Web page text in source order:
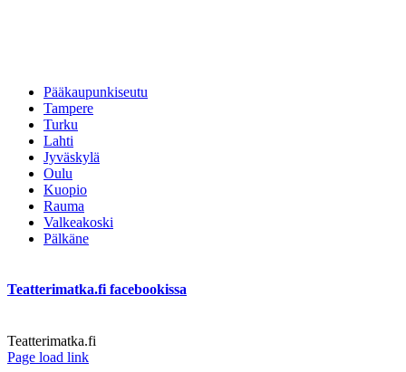
Pääkaupunkiseutu
Tampere
Turku
Lahti
Jyväskylä
Oulu
Kuopio
Rauma
Valkeakoski
Pälkäne
Teatterimatka.fi facebookissa
Teatterimatka.fi
Facebook
Page load link